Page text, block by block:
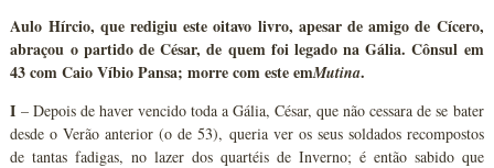
Aulo Hírcio, que redigiu este oitavo livro, apesar de amigo de Cícero,
abraçou o partido de César, de quem foi legado na Gália. Cônsul em
43 com Caio Víbio Pansa; morre com este emMutina.
I – Depois de haver vencido toda a Gália, César, que não cessara de se bater
desde o Verão anterior (o de 53), queria ver os seus soldados recompostos
de tantas fadigas, no lazer dos quartéis de Inverno; é então sabido que